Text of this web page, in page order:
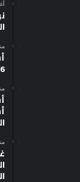
منذ 3
منذ 4